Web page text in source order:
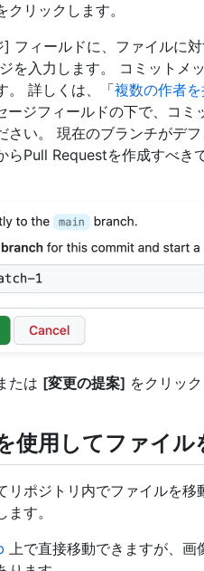
クリックします。
フィールドに、ファイルに
を入力します。 コミットメ
。 詳しくは、「複数の作者
ージフィールドの下で、コ
さい。 現在のブランチがデ
らPull Requestを作成すべき
たは [変更の提案] をクリック
使用してファイル
リポジトリ内でファイルを
す。
上で直接移動できますが、